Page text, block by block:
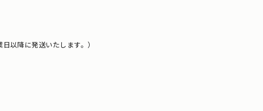
以降に発送いたします。）